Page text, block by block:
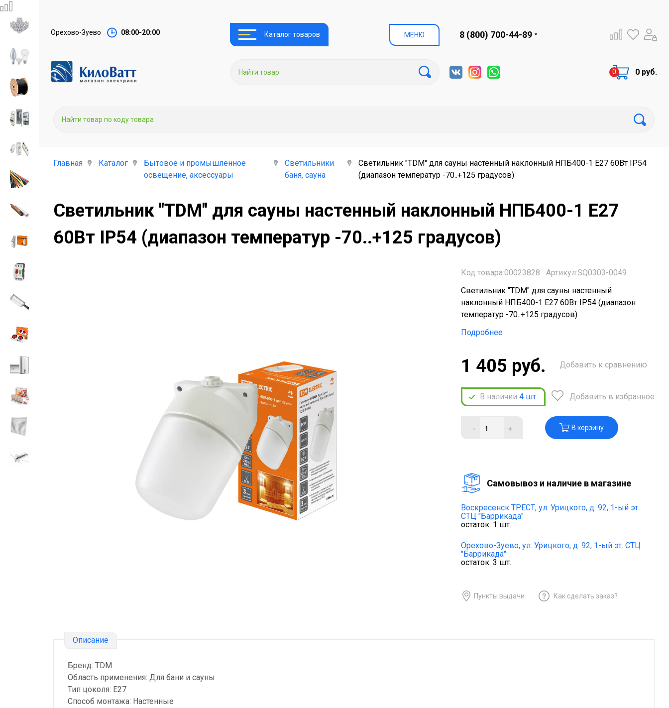
Орехово-Зуево 08:00-20:00 Каталог товаров МЕНЮ 8 (800) 700-44-89
0 руб.
Главная Каталог
Бытовое и промышленное
освещение, аксессуары
Светильники
баня, сауна
Светильник "TDM" для сауны настенный наклонный НПБ400-1 Е27 60Вт IP54
(диапазон температур -70..+125 градусов)
Светильник "TDM" для сауны настенный наклонный НПБ400-1 Е27
60Вт IP54 (диапазон температур -70..+125 градусов)
Код товара:00023828
Артикул:SQ0303-0049
Светильник "TDM" для сауны настенный
наклонный НПБ400-1 Е27 60Вт IP54 (диапазон
температур -70..+125 градусов)
Подробнее
1 405 руб.
В наличии 4 шт.
Добавить к сравнению
Добавить в избранное
- + В корзину
Cамовывоз и наличие в магазине
Воскресенск ТРЕСТ, ул. Урицкого, д. 92, 1-ый эт.
СТЦ "Баррикада"
остаток: 1 шт.
Орехово-Зуево, ул. Урицкого, д. 92, 1-ый эт. СТЦ
"Баррикада"
остаток: 3 шт.
Пункты выдачи Как сделать заказ?
Описание
Бренд: TDM
Область применения: Для бани и сауны
Тип цоколя: E27
Способ монтажа: Настенные